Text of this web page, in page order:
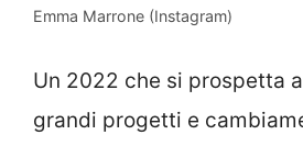
Emma Marrone (Instagram)
Un 2022 che si prospetta
grandi progetti e